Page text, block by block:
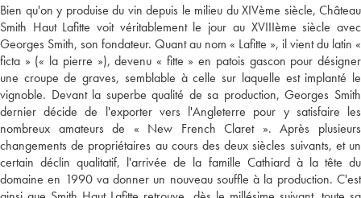
Bien qu'on y produise du vin depuis le milieu du XIVème siècle, Château
Smith Haut Lafitte voit véritablement le jour au XVIIIème siècle avec
Georges Smith, son fondateur. Quant au nom « Lafitte », il vient du latin «
ficta » (« la pierre »), devenu « fitte » en patois gascon pour désigner
une croupe de graves, semblable à celle sur laquelle est implanté le
vignoble. Devant la superbe qualité de sa production, Georges Smith
dernier décide de l'exporter vers l'Angleterre pour y satisfaire les
nombreux amateurs de « New French Claret ». Après plusieurs
changements de propriétaires au cours des deux siècles suivants, et un
certain déclin qualitatif, l'arrivée de la famille Cathiard à la tête du
domaine en 1990 va donner un nouveau souffle à la production. C'est